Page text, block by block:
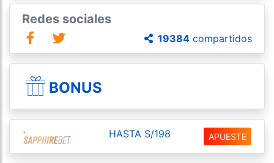
Redes sociales
19384 compartidos
BONUS
HASTA S/198 APUESTE